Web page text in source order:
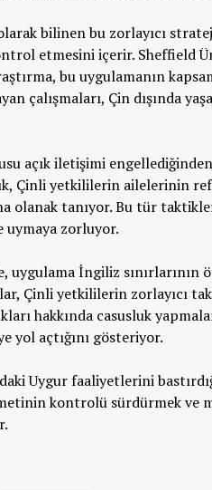
bilinen bu zorlayıcı
etmesini içerir. Sheffield
bu uygulamanın
çalışmaları, Çin dışında
açık iletişimi
Çinli yetkililerin ailelerinin
olanak tanıyor. Bu tür
uymaya zorluyor.
uygulama İngiliz
Çinli yetkililerin zorlayıcı
hakkında casusluk
yol açtığını gösteriyor.
Uygur faaliyetlerini
kontrolü sürdürmek ve